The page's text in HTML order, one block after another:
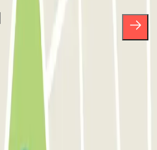
Política de Privacidad para recibir
Parclick. Sin ningún compromiso,
en la misma newsletter.